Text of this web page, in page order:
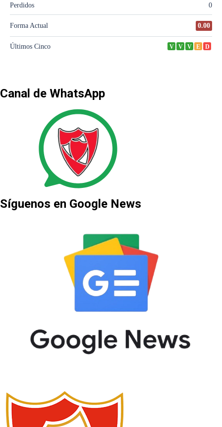
Canal de WhatsApp
Síguenos en Google News